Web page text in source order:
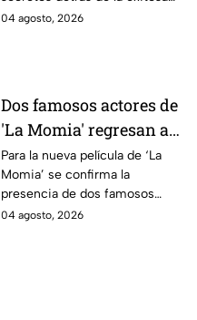
inéditas: ¿se venderá
en México?
película gracias a un nuevo
04 agosto, 2026
Dos famosos actores de
'La Momia' regresan a
la nueva película;
descubre de quiénes se
tratan
Para la nueva película de ‘La
Momia’ se confirma la
presencia de dos famosos
actores, ya se dio a conocer
04 agosto, 2026